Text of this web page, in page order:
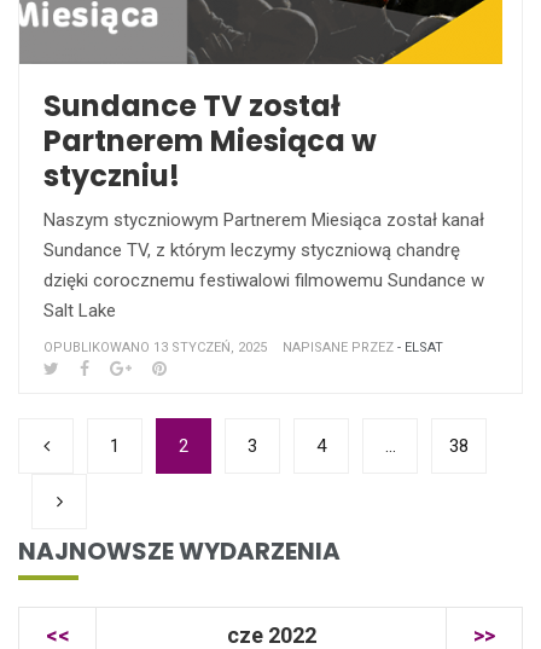
Sundance TV został
Partnerem Miesiąca w
styczniu!
Naszym styczniowym Partnerem Miesiąca został kanał
Sundance TV, z którym leczymy styczniową chandrę
dzięki corocznemu festiwalowi filmowemu Sundance w
Salt Lake
OPUBLIKOWANO 13 STYCZEŃ, 2025 NAPISANE PRZEZ - ELSAT
1 2 3 4 … 38
NAJNOWSZE WYDARZENIA
<< cze 2022 >>